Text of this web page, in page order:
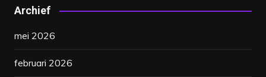
Archief
mei 2026
februari 2026